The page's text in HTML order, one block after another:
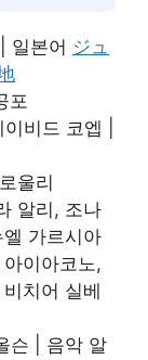
일본어 ジュ
포
비드 코엡 |
울리
알리, 조나
가르시아
이아코노,
치어 실베
슨 | 음악 알